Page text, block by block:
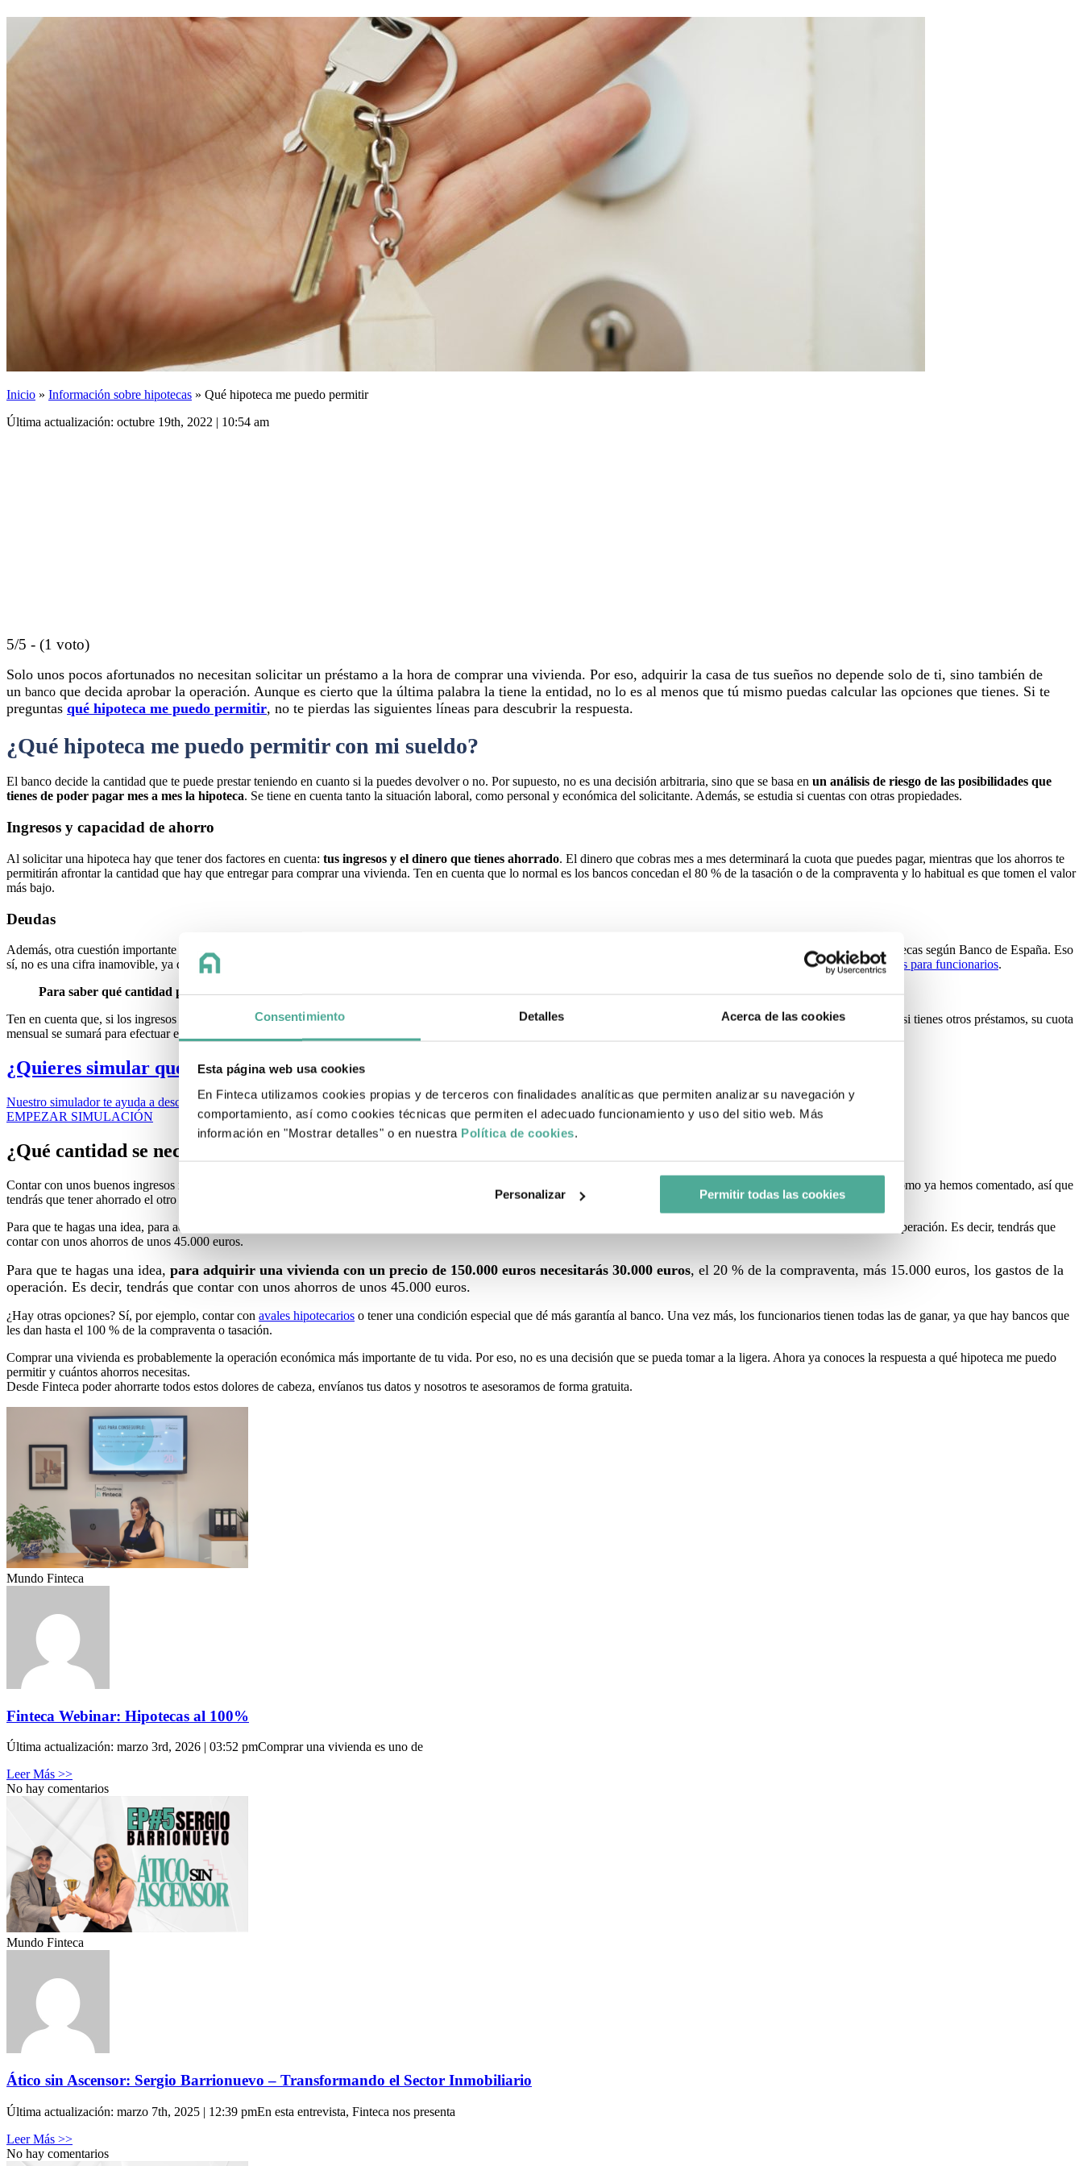
Consentimiento Detalles Acerca de las cookies
Esta página web usa cookies
En Finteca utilizamos cookies propias y de terceros con finalidades analíticas que permiten analizar su navegación y
comportamiento, así como cookies técnicas que permiten el adecuado funcionamiento y uso del sitio web. Más
información en "Mostrar detalles" o en nuestra Política de cookies.
Personalizar Permitir todas las cookies
Inicio » Información sobre hipotecas » Qué hipoteca me puedo permitir
Última actualización: octubre 19th, 2022 | 10:54 am
5/5 - (1 voto)
Solo unos pocos afortunados no necesitan solicitar un préstamo a la hora de comprar una vivienda. Por eso, adquirir la casa de tus sueños no depende solo de ti, sino también de
un banco que decida aprobar la operación. Aunque es cierto que la última palabra la tiene la entidad, no lo es al menos que tú mismo puedas calcular las opciones que tienes. Si te
preguntas qué hipoteca me puedo permitir, no te pierdas las siguientes líneas para descubrir la respuesta.
¿Qué hipoteca me puedo permitir con mi sueldo?
El banco decide la cantidad que te puede prestar teniendo en cuanto si la puedes devolver o no. Por supuesto, no es una decisión arbitraria, sino que se basa en un análisis de riesgo de las posibilidades que
tienes de poder pagar mes a mes la hipoteca. Se tiene en cuenta tanto la situación laboral, como personal y económica del solicitante. Además, se estudia si cuentas con otras propiedades.
Ingresos y capacidad de ahorro
Al solicitar una hipoteca hay que tener dos factores en cuenta: tus ingresos y el dinero que tienes ahorrado. El dinero que cobras mes a mes determinará la cuota que puedes pagar, mientras que los ahorros te
permitirán afrontar la cantidad que hay que entregar para comprar una vivienda. Ten en cuenta que lo normal es los bancos concedan el 80 % de la tasación o de la compraventa y lo habitual es que tomen el valor
más bajo.
Deudas
Además, otra cuestión importante es que
, según los índices de referencia para hipotecas según Banco de España. Eso
sí, no es una cifra inamovible, ya que algunas circunstancias permiten una cierta flexibilidad, por ejemplo, que el solicitante sea funcionario y en este caso, podrá optar ahipotecas para funcionarios.
Para saber qué cantidad puedes pagar mes a mes por tu hipoteca debes multiplicar tu sueldo por 0,35.
Ten en cuenta que, si los ingresos de los solicitantes son de 2.500 euros al mes, la suma de las cuotas de todos vuestros préstamos no debe superar los 875 euros. No olvides que si tienes otros préstamos, su cuota
mensual se sumará para efectuar el cálculo.
¿Quieres simular que hipoteca has de pedir?
Nuestro simulador te ayuda a descubrir que aportación necesitas y cuanto te costará todo.
EMPEZAR SIMULACIÓN
¿Qué cantidad se necesita tener ahorrada para obtener una hipoteca?
Contar con unos buenos ingresos no es suficiente, también debes tener ahorros. Lo habitual es que
, como ya hemos comentado, así que
tendrás que tener ahorrado el otro 20% y los gastos de la operación, más o menos un 10 % del precio de la vivienda.
Para que te hagas una idea, para adquirir una vivienda con un precio de 150.000 euros necesitarás 30.000 euros, el 20 % de la compraventa, más 15.000 euros, los gastos de la operación. Es decir, tendrás que
contar con unos ahorros de unos 45.000 euros.
Para que te hagas una idea, para adquirir una vivienda con un precio de 150.000 euros necesitarás 30.000 euros, el 20 % de la compraventa, más 15.000 euros, los gastos de la
operación. Es decir, tendrás que contar con unos ahorros de unos 45.000 euros.
¿Hay otras opciones? Sí, por ejemplo, contar con avales hipotecarios o tener una condición especial que dé más garantía al banco. Una vez más, los funcionarios tienen todas las de ganar, ya que hay bancos que
les dan hasta el 100 % de la compraventa o tasación.
Comprar una vivienda es probablemente la operación económica más importante de tu vida. Por eso, no es una decisión que se pueda tomar a la ligera. Ahora ya conoces la respuesta a qué hipoteca me puedo
permitir y cuántos ahorros necesitas.
Desde Finteca poder ahorrarte todos estos dolores de cabeza, envíanos tus datos y nosotros te asesoramos de forma gratuita.
Mundo Finteca
Finteca Webinar: Hipotecas al 100%
Última actualización: marzo 3rd, 2026 | 03:52 pmComprar una vivienda es uno de
Leer Más >>
No hay comentarios
Mundo Finteca
Ático sin Ascensor: Sergio Barrionuevo – Transformando el Sector Inmobiliario
Última actualización: marzo 7th, 2025 | 12:39 pmEn esta entrevista, Finteca nos presenta
Leer Más >>
No hay comentarios